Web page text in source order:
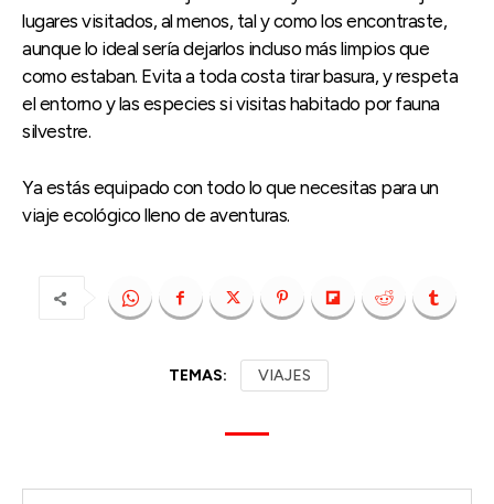
lugares visitados, al menos, tal y como los encontraste,
aunque lo ideal sería dejarlos incluso más limpios que
como estaban. Evita a toda costa tirar basura, y respeta
el entorno y las especies si visitas habitado por fauna
silvestre.
Ya estás equipado con todo lo que necesitas para un
viaje ecológico lleno de aventuras.
TEMAS: VIAJES